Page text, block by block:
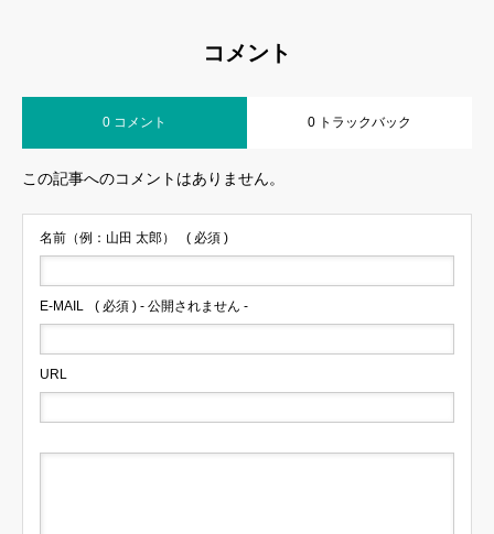
コメント
0 コメント 0 トラックバック
この記事へのコメントはありません。
名前（例：山田 太郎） ( 必須 )
E-MAIL ( 必須 ) - 公開されません -
URL